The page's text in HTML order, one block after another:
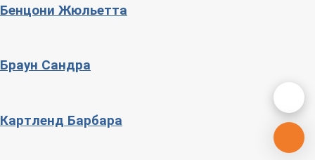
Бенцони Жюльетта
Браун Сандра
Картленд Барбара